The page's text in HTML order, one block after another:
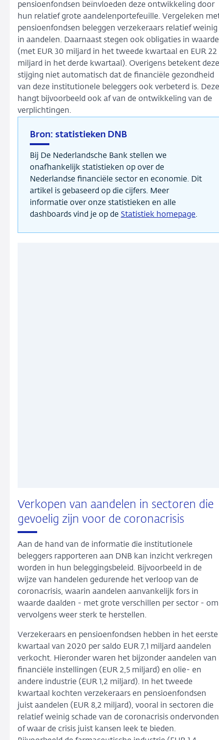
pensioenfondsen beïnvloeden deze ontwikkeling door
hun relatief grote aandelenportefeuille. Vergeleken
pensioenfondsen beleggen verzekeraars relatief weinig
in aandelen. Daarnaast stegen ook obligaties in waarde
(met EUR 30 miljard in het tweede kwartaal en EUR 22
miljard in het derde kwartaal). Overigens betekent deze
stijging niet automatisch dat de financiële gezondheid
van deze institutionele beleggers ook verbeterd is. Deze
hangt bijvoorbeeld ook af van de ontwikkeling van de
verplichtingen.
Bron: statistieken DNB
Bij De Nederlandsche Bank stellen we
onafhankelijk statistieken op over de
Nederlandse financiële sector en economie. Dit
artikel is gebaseerd op die cijfers. Meer
informatie over onze statistieken en alle
dashboards vind je op de Statistiek homepage.
Verkopen van aandelen in sectoren die
gevoelig zijn voor de coronacrisis
Aan de hand van de informatie die institutionele
beleggers rapporteren aan DNB kan inzicht verkregen
worden in hun beleggingsbeleid. Bijvoorbeeld in de
wijze van handelen gedurende het verloop van de
coronacrisis, waarin aandelen aanvankelijk fors in
waarde daalden - met grote verschillen per sector - om
vervolgens weer sterk te herstellen.
Verzekeraars en pensioenfondsen hebben in het eerste
kwartaal van 2020 per saldo EUR 7,1 miljard aandelen
verkocht. Hieronder waren het bijzonder aandelen van
financiële instellingen (EUR 2,5 miljard) en olie- en
andere industrie (EUR 1,2 miljard). In het tweede
kwartaal kochten verzekeraars en pensioenfondsen
juist aandelen (EUR 8,2 miljard), vooral in sectoren die
relatief weinig schade van de coronacrisis ondervonden
of waar de crisis juist kansen leek te bieden.